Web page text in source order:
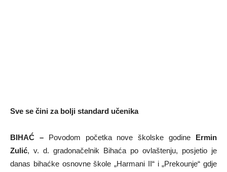
Sve se čini za bolji standard učenika
BIHAĆ –Povodom početka nove školske godine Ermin
Zulić, v. d. gradonačelnik Bihaća po ovlaštenju, posjetio je
danas bihaćke osnovne škole „Harmani II“ i „Prekounje“ gdje